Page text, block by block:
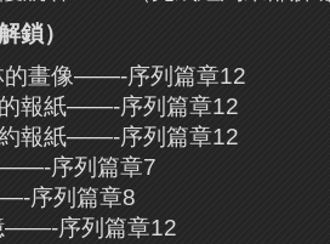
鎖）
的畫像——-序列篇章12
報紙——-序列篇章12
報紙——-序列篇章12
——-序列篇章7
序列篇章8
——-序列篇章12